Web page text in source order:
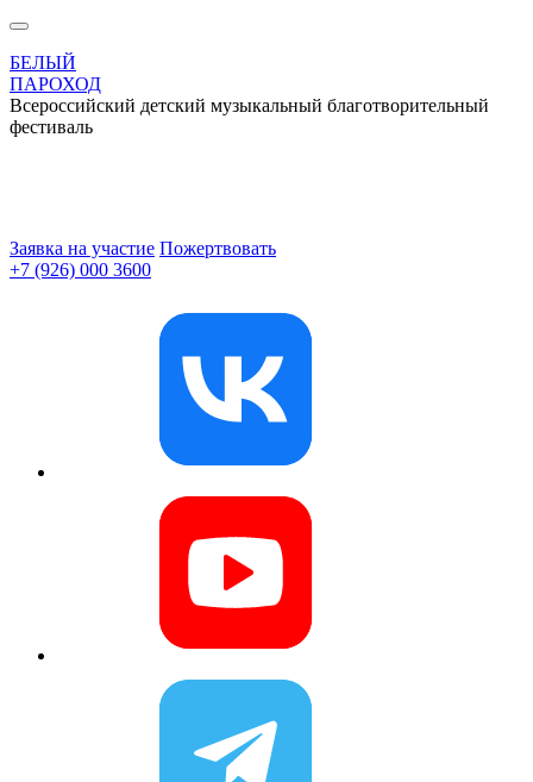
БЕЛЫЙ
ПАРОХОД
Всероссийский детский музыкальный благотворительный
фестиваль
Заявка на участие Пожертвовать
+7 (926) 000 3600